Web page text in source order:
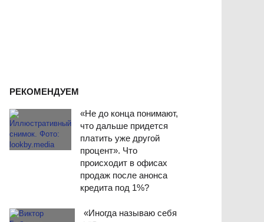
РЕКОМЕНДУЕМ
«Не до конца понимают,
что дальше придется
платить уже другой
процент». Что
происходит в офисах
продаж после анонса
кредита под 1%?
«Иногда называю себя